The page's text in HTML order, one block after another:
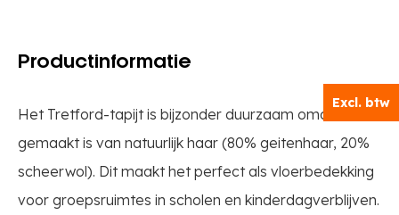
Excl. btw
Productinformatie
Het Tretford-tapijt is bijzonder duurzaam omdat het
gemaakt is van natuurlijk haar (80% geitenhaar, 20%
scheerwol). Dit maakt het perfect als vloerbedekking
voor groepsruimtes in scholen en kinderdagverblijven.